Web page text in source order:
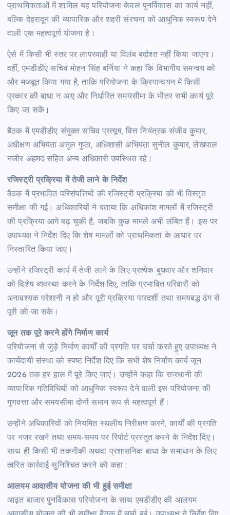
प्राथमिकताओं में शामिल यह परियोजना केवल पुनर्विकास का कार्य नहीं,
बल्कि देहरादून की व्यापारिक और शहरी संरचना को आधुनिक स्वरूप देने
वाली एक महत्वपूर्ण योजना है।
ऐसे में किसी भी स्तर पर लापरवाही या विलंब बर्दाश्त नहीं किया जाएगा।
वहीं, एमडीडीए सचिव मोहन सिंह बर्निया ने कहा कि विभागीय समन्वय को
और मजबूत किया गया है, ताकि परियोजना के क्रियान्वयन में किसी
प्रकार की बाधा न आए और निर्धारित समयसीमा के भीतर सभी कार्य पूरे
किए जा सकें।
बैठक में एमडीडीए संयुक्त सचिव प्रत्यूष, वित्त नियंत्रक संजीव कुमार,
अधीक्षण अभियंता अतुल गुप्ता, अधिशासी अभियंता सुनील कुमार, लेखपाल
नजीर अहमद सहित अन्य अधिकारी उपस्थित रहे।
रजिस्ट्री प्रक्रिया में तेजी लाने के निर्देश
बैठक में प्रभावित परिसंपत्तियों की रजिस्ट्री प्रक्रिया की भी विस्तृत
समीक्षा की गई। अधिकारियों ने बताया कि अधिकांश मामलों में रजिस्ट्री
की प्रक्रिया आगे बढ़ चुकी है, जबकि कुछ मामले अभी लंबित हैं। इस पर
उपाध्यक्ष ने निर्देश दिए कि शेष मामलों को प्राथमिकता के आधार पर
निस्तारित किया जाए।
उन्होंने रजिस्ट्री कार्य में तेजी लाने के लिए प्रत्येक बुधवार और शनिवार
को विशेष व्यवस्था करने के निर्देश दिए, ताकि प्रभावित परिवारों को
अनावश्यक परेशानी न हो और पूरी प्रक्रिया पारदर्शी तथा समयबद्ध ढंग से
पूरी की जा सके।
जून तक पूरे करने होंगे निर्माण कार्य
परियोजना से जुड़े निर्माण कार्यों की प्रगति पर चर्चा करते हुए उपाध्यक्ष ने
कार्यदायी संस्था को स्पष्ट निर्देश दिए कि सभी शेष निर्माण कार्य जून
2026 तक हर हाल में पूरे किए जाएं। उन्होंने कहा कि राजधानी की
व्यापारिक गतिविधियों को आधुनिक स्वरूप देने वाली इस परियोजना की
गुणवत्ता और समयसीमा दोनों समान रूप से महत्वपूर्ण हैं।
उन्होंने अधिकारियों को नियमित स्थलीय निरीक्षण करने, कार्यों की प्रगति
पर नजर रखने तथा समय-समय पर रिपोर्ट प्रस्तुत करने के निर्देश दिए।
साथ ही किसी भी तकनीकी अथवा प्रशासनिक बाधा के समाधान के लिए
त्वरित कार्रवाई सुनिश्चित करने को कहा।
आलयम आवासीय योजना की भी हुई समीक्षा
आढ़त बाजार पुनर्विकास परियोजना के साथ एमडीडीए की आलयम